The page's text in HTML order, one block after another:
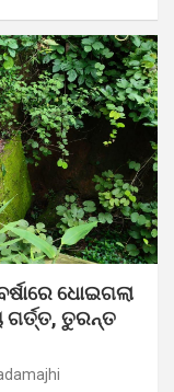
ଧୋଇଗଲା
ଗର୍ତ୍ତ, ତୁରନ୍ତ